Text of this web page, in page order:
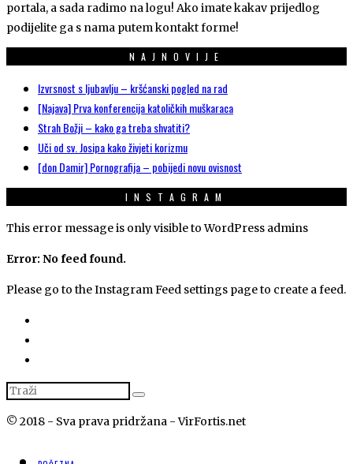
portala, a sada radimo na logu! Ako imate kakav prijedlog
podijelite ga s nama putem kontakt forme!
NAJNOVIJE
Izvrsnost s ljubavlju – kršćanski pogled na rad
[Najava] Prva konferencija katoličkih muškaraca
Strah Božji – kako ga treba shvatiti?
Uči od sv. Josipa kako živjeti korizmu
[don Damir] Pornografija – pobijedi novu ovisnost
INSTAGRAM
This error message is only visible to WordPress admins
Error: No feed found.
Please go to the Instagram Feed settings page to create a feed.
© 2018 - Sva prava pridržana - VirFortis.net